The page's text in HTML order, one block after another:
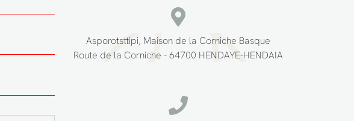
Asporotsttipi, Maison de la Corniche Basque
Route de la Corniche - 64700 HENDAYE-HENDAIA